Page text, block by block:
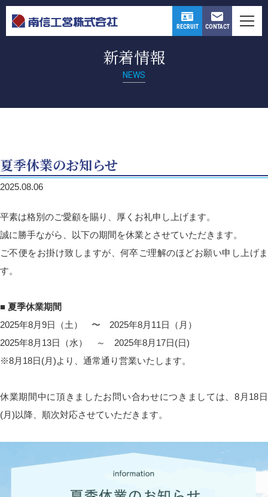
RECRUIT CONTACT
新着情報
NEWS
夏季休業のお知らせ
2025.08.06
平素は格別のご愛顧を賜り、厚くお礼申し上げます。
誠に勝手ながら、以下の期間を休業とさせていただきます。
ご不便をお掛け致しますが、何卒ご理解のほどお願い申し上げま
す。
■ 夏季休業期間
2025年8月9日（土） 〜 2025年8月11日（月）
2025年8月13日（水） ～ 2025年8月17日(日)
※8月18日(月)より、通常通り営業いたします。
休業期間中に頂きましたお問い合わせにつきましては、8月18日
(月)以降、順次対応させていただきます。